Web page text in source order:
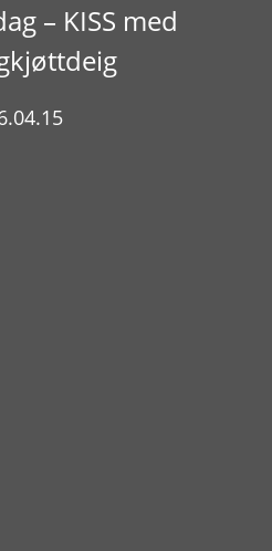
– KISS med